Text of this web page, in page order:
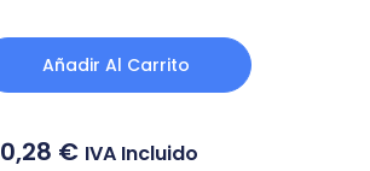
Añadir Al Carrito
0,28 € IVA Incluido